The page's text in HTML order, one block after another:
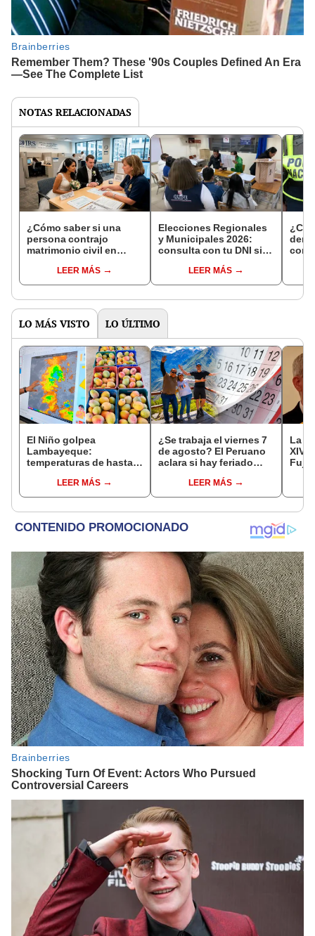
NOTAS RELACIONADAS
¿Cómo saber si una
persona contrajo
matrimonio civil en
LEER MÁS
Elecciones Regionales
y Municipales 2026:
consulta con tu DNI si
de mesa para este 4 de
octubre en el link oficial
LEER MÁS
con
LO MÁS VISTO LO ÚLTIMO
El Niño golpea
Lambayeque:
temperaturas de hasta
producción de mango y
palta
LEER MÁS
¿Se trabaja el viernes 7
de agosto? El Peruano
aclara si hay feriado
del 6 de agosto
LEER MÁS
La
XIV